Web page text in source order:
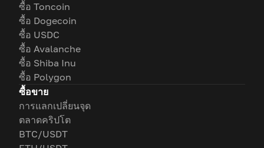
ซื้อ Toncoin
ซื้อ Dogecoin
ซื้อ USDC
ซื้อ Avalanche
ซื้อ Shiba Inu
ซื้อ Polygon
ซื้อขาย
การแลกเปลี่ยนจุด
ตลาดคริปโต
BTC/USDT